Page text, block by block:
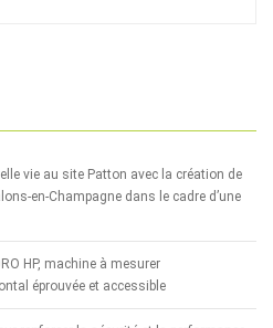
vie au site Patton avec la création de
en-Champagne dans le cadre d’une
HP, machine à mesurer
éprouvée et accessible